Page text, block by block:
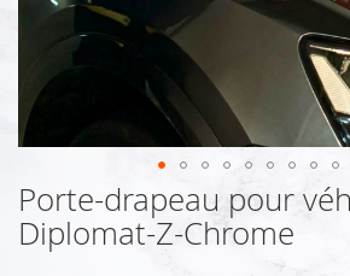
Skip
to
the
Porte-drapeau pour
Diplomat-Z-Chrome